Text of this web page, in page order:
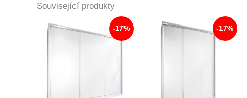
Související produkty
-17% -17%